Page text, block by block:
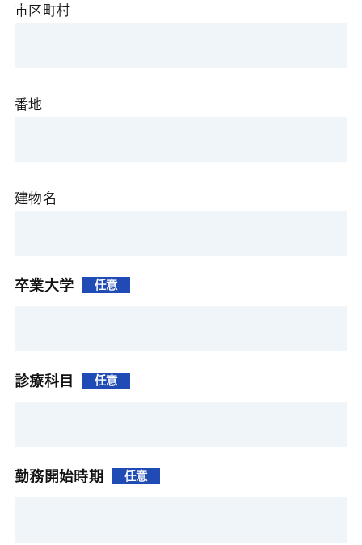
市区町村
番地
建物名
卒業大学 任意
診療科目 任意
勤務開始時期 任意